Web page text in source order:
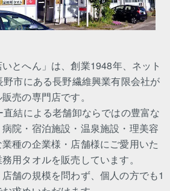
いとへん」は、創業1948年、ネット
市にある長野繊維興業有限会社が
売の専門店です。
結による老舗卸ならではの豊富な
院・宿泊施設・温泉施設・理美容
種の企業様・店舗様にご愛用いた
用タオルを販売しています。
舗の規模を問わず、個人の方でも1